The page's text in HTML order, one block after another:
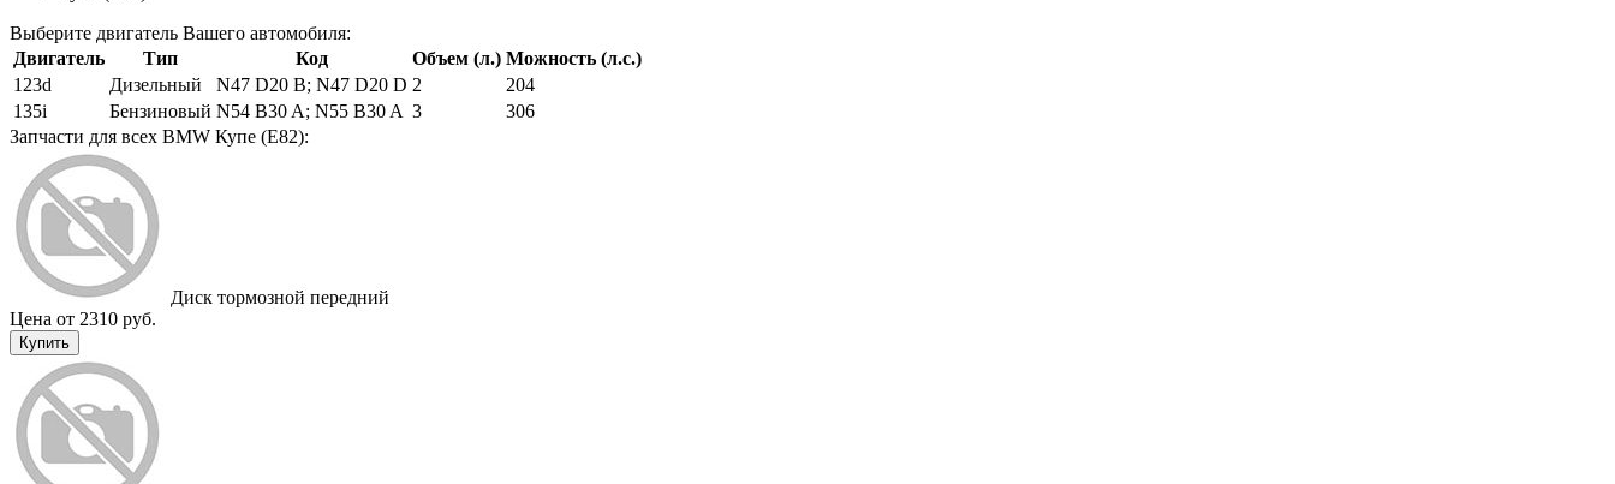
Выберите двигатель Вашего автомобиля:
Двигатель
Тип Код Объем (л.) Можность (л.с.)
123d
Дизельный N47 D20 B; N47 D20 D 2
204
135i
Бензиновый N54 B30 A; N55 B30 A 3
306
Запчасти для всех BMW Купе (E82):
Диск тормозной передний
Цена от 2310 руб.
Купить